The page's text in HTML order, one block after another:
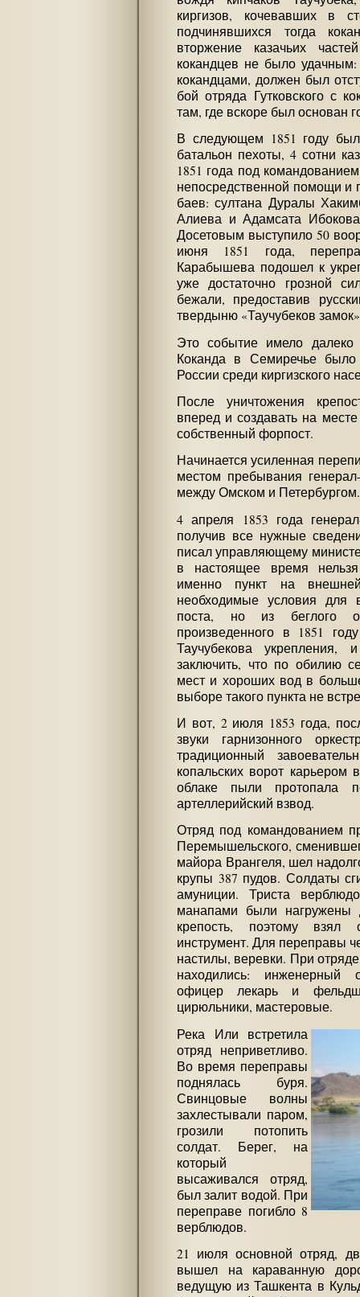
киргизов, кочевавших
подчинявшихся тогда
вторжение казачьих
кокандцев не было
кокандцами, должен был
бой отряда Гутковского с
там, где вскоре был основан
В следующем 1851 году
батальон пехоты, 4 сотни
1851 года под
непосредственной помощи и
баев: султана Дуралы
Алиева и Адамсата
Досетовым выступило 50
июня 1851 года,
Карабышева подошел к
уже достаточно грозной
бежали, предоставив
твердыню «Таучубеков
Это событие имело далеко
Коканда в Семиречье было
России среди киргизского
После уничтожения
вперед и создавать на
собственный форпост.
Начинается усиленная
местом пребывания
между Омском и Петербургом.
4 апреля 1853 года
получив все нужные
писал управляющему
в настоящее время нельзя
именно пункт на
необходимые условия для
поста, но из беглого
произведенного в 1851
Таучубекова
заключить, что по обилию
мест и хороших вод в
выборе такого пункта не
И вот, 2 июля 1853 года,
звуки гарнизонного
традиционный
копальских ворот карьером
облаке пыли протопала
артеллерийский взвод.
Отряд под командованием
Перемышельского,
майора Врангеля, шел
крупы 387 пудов. Солдаты
амуниции. Триста
манапами были нагружены
крепость, поэтому
инструмент. Для переправы
настилы, веревки. При
находились: инженерный
офицер лекарь и
цирюльники, мастеровые.
Река Или встретила
отряд неприветливо.
Во время переправы
поднялась буря.
Свинцовые волны
захлестывали паром,
грозили потопить
солдат. Берег, на
который
высаживался отряд,
был залит водой. При
переправе погибло 8
верблюдов.
21 июля основной отряд,
вышел на караванную
ведущую из Ташкента в